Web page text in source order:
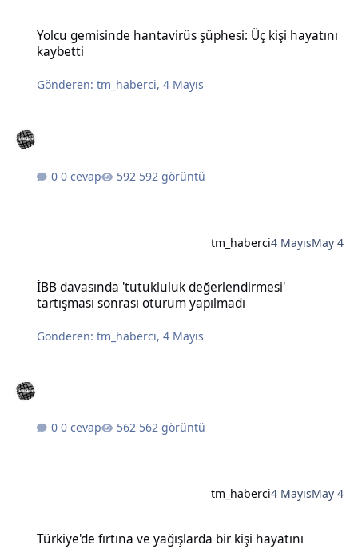
Yolcu gemisinde hantavirüs şüphesi: Üç kişi hayatını
kaybetti
Gönderen:tm_haberci,4 Mayıs
0 cevap 592 görüntü
tm_haberci4 MayısMay 4
İBB davasında 'tutukluluk değerlendirmesi'
tartışması sonrası oturum yapılmadı
Gönderen:tm_haberci,4 Mayıs
0 cevap 562 görüntü
tm_haberci4 MayısMay 4
Türkiye'de fırtına ve yağışlarda bir kişi hayatını